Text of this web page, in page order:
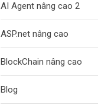
AI Agent nâng cao 2
ASP.net nâng cao
BlockChain nâng cao
Blog